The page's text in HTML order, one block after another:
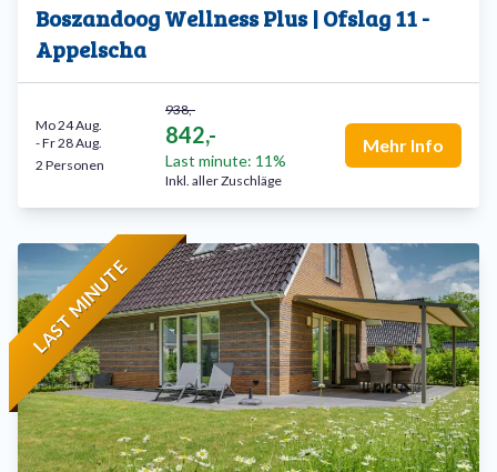
Boszandoog Wellness Plus | Ofslag 11 -
Appelscha
938,-
842,-
Last minute: 11%
Inkl. aller Zuschläge
Mo 24 Aug.
-Fr 28 Aug.
2 Personen
Mehr Info
LAST MINUTE